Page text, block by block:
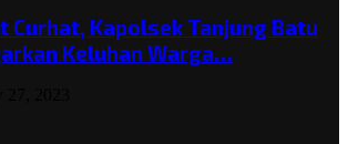
Curhat, Kapolsek Tanjung Batu
Keluhan Warga…